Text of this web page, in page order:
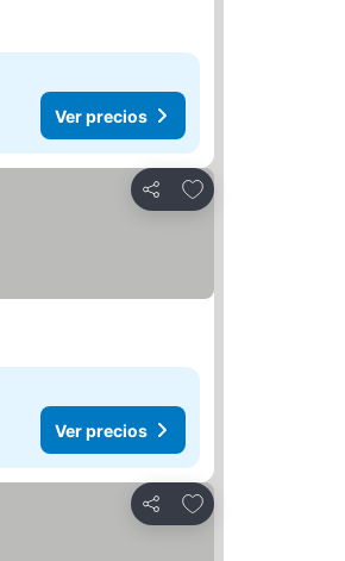
Ver precios
Compartir
Agregar a favoritos
Ver precios
Compartir
Agregar a favoritos